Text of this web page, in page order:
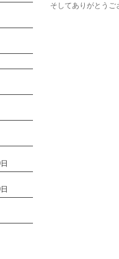
そしてありがとうご